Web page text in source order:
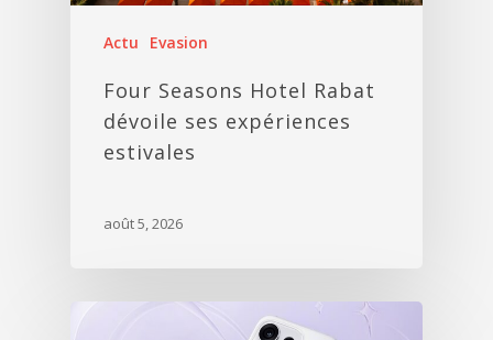
Actu Evasion
Four Seasons Hotel Rabat
dévoile ses expériences
estivales
août 5, 2026